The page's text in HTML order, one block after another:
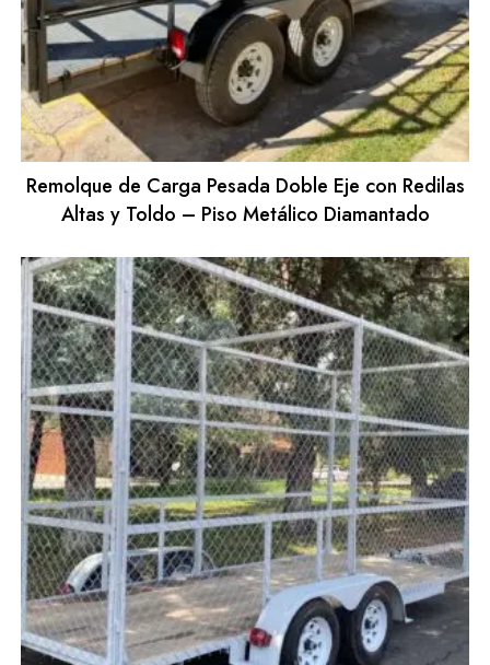
Remolque de Carga Pesada Doble Eje con Redilas
Altas y Toldo – Piso Metálico Diamantado